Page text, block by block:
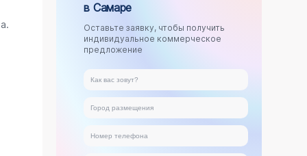
в Самаре
Оставьте заявку, чтобы получить
индивидуальное коммерческое
предложение